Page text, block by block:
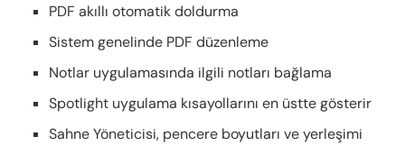
PDF akıllı otomatik doldurma
Sistem genelinde PDF düzenleme
Notlar uygulamasında ilgili notları bağlama
Spotlight uygulama kısayollarını en üstte gösterir
Sahne Yöneticisi, pencere boyutları ve yerleşimi